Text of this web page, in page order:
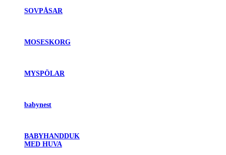
SOVPÅSAR
MOSESKORG
MYSPÖLAR
babynest
BABYHANDDUK
MED HUVA